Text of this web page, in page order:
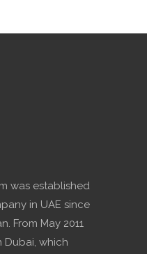
was established
in UAE since
From May 2011
Dubai, which